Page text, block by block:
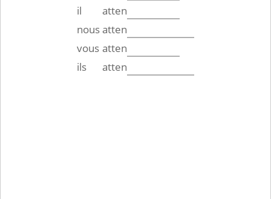
il
atten
nousatten
vous atten
ils
atten